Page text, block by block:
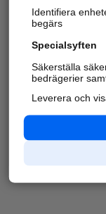
Identifiera
begärs
Specialsyften
Säkerställa
bedrägerier
Leverera och